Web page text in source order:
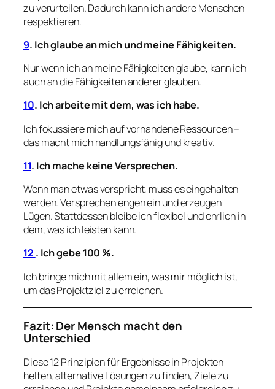
zu verurteilen. Dadurch kann ich andere Menschen
respektieren.
9. Ich glaube an mich und meine Fähigkeiten.
Nur wenn ich an meine Fähigkeiten glaube, kann ich
auch an die Fähigkeiten anderer glauben.
10. Ich arbeite mit dem, was ich habe.
Ich fokussiere mich auf vorhandene Ressourcen –
das macht mich handlungsfähig und kreativ.
11. Ich mache keine Versprechen.
Wenn man etwas verspricht, muss es eingehalten
werden. Versprechen engen ein und erzeugen
Lügen. Stattdessen bleibe ich flexibel und ehrlich in
dem, was ich leisten kann.
12 . Ich gebe 100 %.
Ich bringe mich mit allem ein, was mir möglich ist,
um das Projektziel zu erreichen.
Fazit: Der Mensch macht den
Unterschied
Diese 12 Prinzipien für Ergebnisse in Projekten
helfen, alternative Lösungen zu finden, Ziele zu